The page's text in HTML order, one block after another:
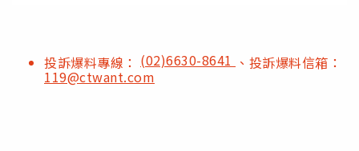
投訴爆料專線： (02)6630-8641 、投訴爆料信箱：
119@ctwant.com